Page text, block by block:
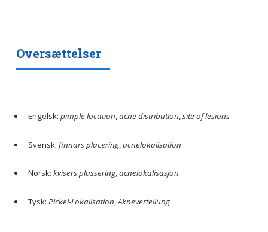
Oversættelser
Engelsk: pimple location,acne distribution,site of lesions
Svensk: finnars placering, acnelokalisation
Norsk: kvisers plassering,acnelokalisasjon
Tysk: Pickel-Lokalisation,Akneverteilung